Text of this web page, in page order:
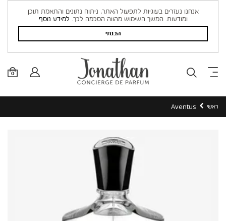
0
ראשי Aventus
אנחנו נעזרים בעוגיות לתפעול האתר, ניתוח נתונים והתאמת תוכן
ומודעות. המשך השימוש מהווה הסכמה לכך. למידע נוסף
הבנתי